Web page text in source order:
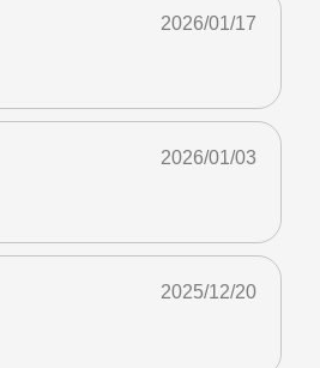
2026/01/17
2026/01/03
2025/12/20